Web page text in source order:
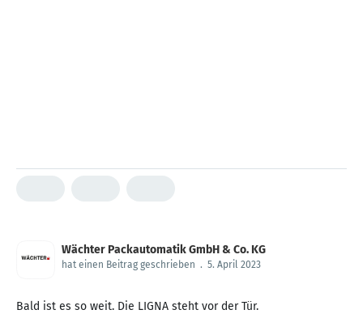
Wächter Packautomatik GmbH & Co. KG
hat einen Beitrag geschrieben . 5. April 2023
Bald ist es so weit. Die LIGNA steht vor der Tür.